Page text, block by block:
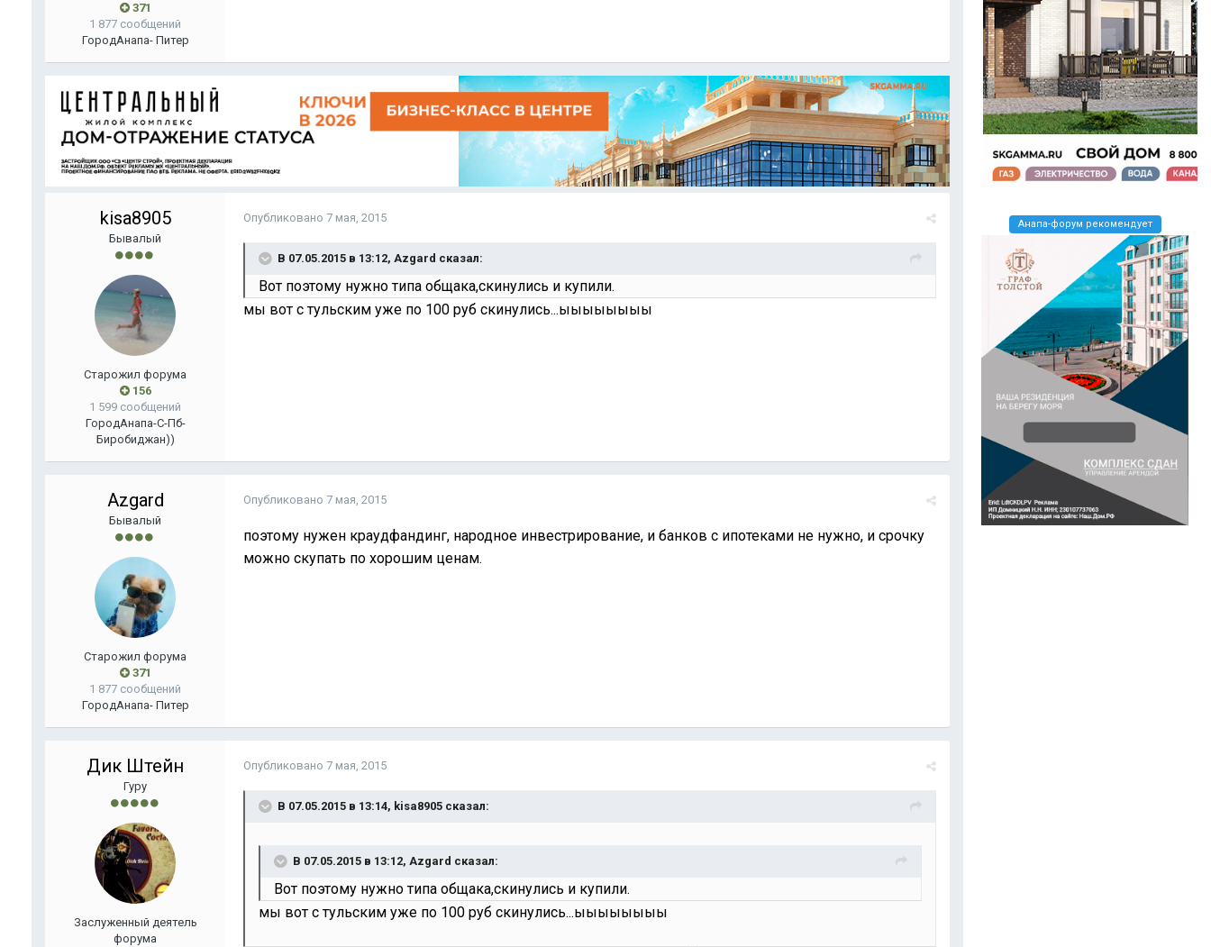
371
1 877 сообщений
ГородАнапа- Питер
kisa8905
Бывалый
Старожил форума
156
1 599 сообщений
ГородАнапа-С-Пб-
Биробиджан))
Опубликовано 7 мая, 2015
В 07.05.2015 в 13:12, Azgard сказал:
Вот поэтому нужно типа общака,скинулись и купили.
мы вот с тульским уже по 100 руб скинулись...ыыыыыыыы
Azgard
Бывалый
Старожил форума
371
1 877 сообщений
ГородАнапа- Питер
Опубликовано 7 мая, 2015
поэтому нужен краудфандинг, народное инвестрирование, и банков с ипотеками не нужно, и срочку
можно скупать по хорошим ценам.
Дик Штейн
Гуру
Заслуженный деятель
форума
Опубликовано 7 мая, 2015
В 07.05.2015 в 13:14, kisa8905 сказал:
В 07.05.2015 в 13:12, Azgard сказал:
Вот поэтому нужно типа общака,скинулись и купили.
мы вот с тульским уже по 100 руб скинулись...ыыыыыыыы